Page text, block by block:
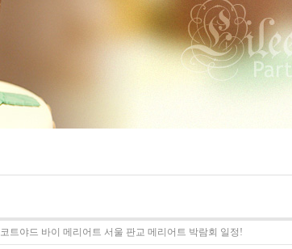
코트야드 바이 메리어트 서울 판교 메리어트 박람회 일정!